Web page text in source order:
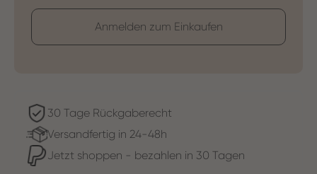
Anmelden zum Einkaufen
30 Tage Rückgaberecht
Versandfertig in 24-48h
Jetzt shoppen - bezahlen in 30 Tagen